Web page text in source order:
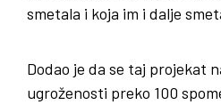
smetala i koja im i dalje
Dodao je da se taj projekat
ugroženosti preko 100